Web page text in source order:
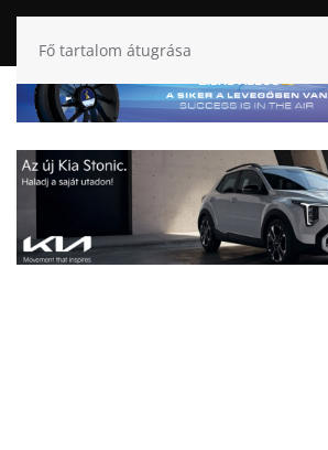
Fő tartalom átugrása